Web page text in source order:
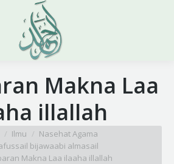
Makna Laa
illallah
Ilmu
Nasehat Agama
bijawaabi almasail
Makna Laa ilaaha illallah